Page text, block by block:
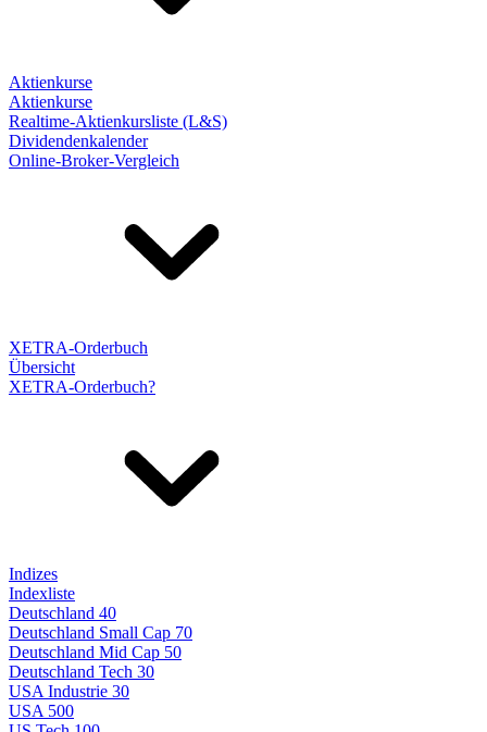
Aktienkurse
Aktienkurse
Realtime-Aktienkursliste (L&S)
Dividendenkalender
Online-Broker-Vergleich
XETRA-Orderbuch
Übersicht
XETRA-Orderbuch?
Indizes
Indexliste
Deutschland 40
Deutschland Small Cap 70
Deutschland Mid Cap 50
Deutschland Tech 30
USA Industrie 30
USA 500